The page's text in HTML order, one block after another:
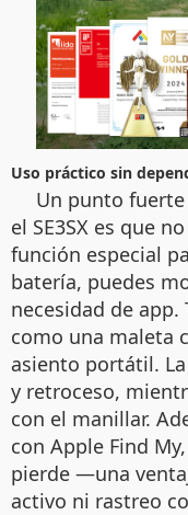
Uso práctico sin
Un punto
el SE3SX es que
función especial
batería, puedes
necesidad de
como una maleta
asiento portátil.
y retroceso,
con el manillar.
con Apple Find
pierde —una
activo ni rastreo